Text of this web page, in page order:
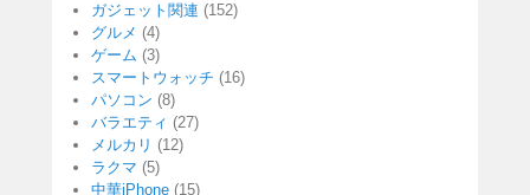
ガジェット関連 (152)
グルメ (4)
ゲーム (3)
スマートウォッチ (16)
パソコン (8)
バラエティ (27)
メルカリ (12)
ラクマ (5)
中華iPhone (15)